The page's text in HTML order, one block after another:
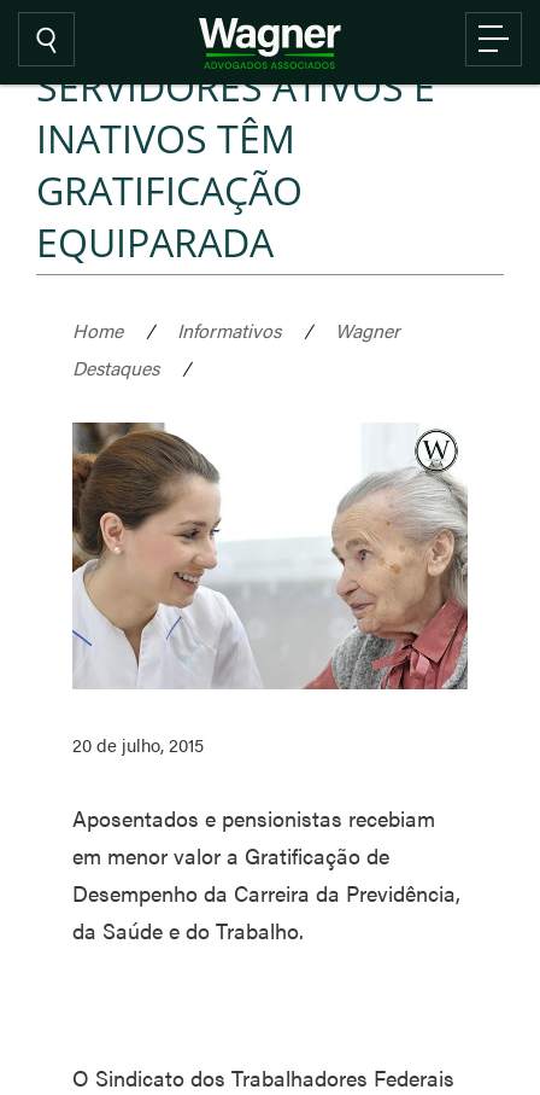
SERVIDORES ATIVOS E
INATIVOS TÊM
GRATIFICAÇÃO
EQUIPARADA
Home / Informativos /
Wagner
Destaques
/
20 de julho, 2015
Aposentados e pensionistas recebiam
em menor valor a Gratificação de
Desempenho da Carreira da Previdência,
da Saúde e do Trabalho.
O Sindicato dos Trabalhadores Federais